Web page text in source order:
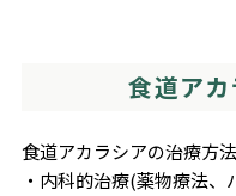
食道ア
食道アカラシアの治療方
・内科的治療(薬物療法